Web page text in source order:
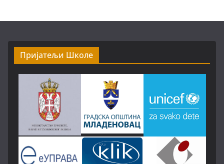
Пријатељи Школе